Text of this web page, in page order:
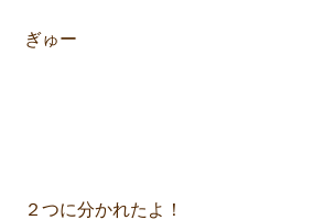
ぎゅー
２つに分かれたよ！